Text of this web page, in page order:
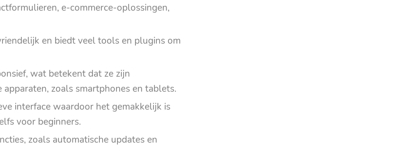
e-commerce-oplossingen,
en biedt veel tools en plugins om
wat betekent dat ze zijn
zoals smartphones en tablets.
interface waardoor het gemakkelijk is
voor beginners.
zoals automatische updates en